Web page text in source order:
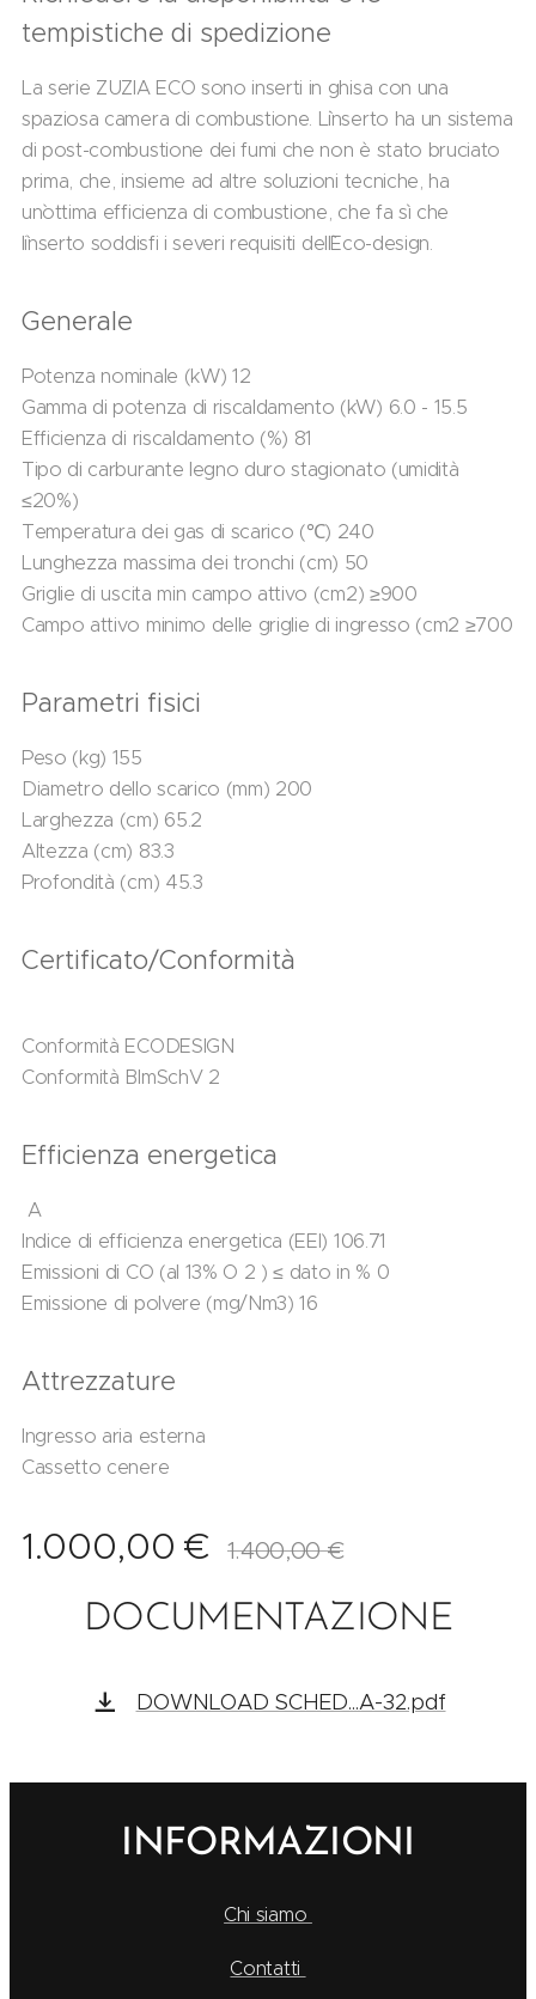
tempistiche di spedizione
La serie ZUZIA ECO sono inserti in ghisa con una
spaziosa camera di combustione. L`inserto ha un sistema
di post-combustione dei fumi che non è stato bruciato
prima, che, insieme ad altre soluzioni tecniche, ha
un`ottima efficienza di combustione, che fa sì che
l`inserto soddisfi i severi requisiti dell`Eco-design.
Generale
Potenza nominale (kW) 12
Gamma di potenza di riscaldamento (kW) 6.0 - 15.5
Efficienza di riscaldamento (%) 81
Tipo di carburante legno duro stagionato (umidità
≤20%)
Temperatura dei gas di scarico (℃) 240
Lunghezza massima dei tronchi (cm) 50
Griglie di uscita min campo attivo (cm2) ≥900
Campo attivo minimo delle griglie di ingresso (cm2 ≥700
Parametri fisici
Peso (kg) 155
Diametro dello scarico (mm) 200
Larghezza (cm) 65.2
Altezza (cm) 83.3
Profondità (cm) 45.3
Certificato/Conformità
Conformità ECODESIGN
Conformità BImSchV 2
Efficienza energetica
A
Indice di efficienza energetica (EEI) 106.71
Emissioni di CO (al 13% O 2 ) ≤ dato in % 0
Emissione di polvere (mg/Nm3) 16
Attrezzature
Ingresso aria esterna
Cassetto cenere
1.000,00 € 1.400,00€
DOCUMENTAZIONE
DOWNLOAD SCHED...A-32.pdf
INFORMAZIONI
Chi siamo
Contatti